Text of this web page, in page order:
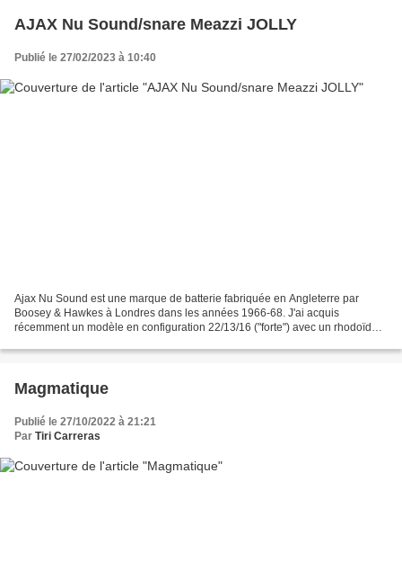
AJAX Nu Sound/snare Meazzi JOLLY
Publié le 27/02/2023 à 10:40
Ajax Nu Sound est une marque de batterie fabriquée en Angleterre par
Boosey & Hawkes à Londres dans les années 1966-68. J'ai acquis
récemment un modèle en configuration 22/13/16 ("forte") avec un rhodoïd
Magmatique
Publié le 27/10/2022 à 21:21
Par Tiri Carreras